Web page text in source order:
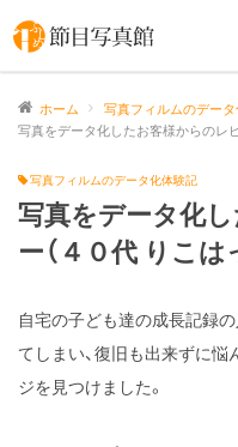
ホーム
写真フィルムのデー
写真フィルムのデータ化体験記
写真をデータ化
ー（４０代 りこは
自宅の子ども達の成長記録
てしまい、復旧も出来ずに
ジを見つけました。